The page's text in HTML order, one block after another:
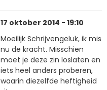
17 oktober 2014 - 19:10
Moeilijk Schrijvengeluk, ik mis
nu de kracht. Misschien
moet je deze zin loslaten en
iets heel anders proberen,
waarin diezelfde heftigheid